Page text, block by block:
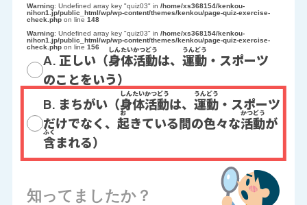
Warning: Undefined array key "quiz03" in /home/xs368154/kenkou-
nihon1.jp/public_html/wp/wp-content/themes/kenkou/page-quiz-exercise-
check.phpon line 148
Warning: Undefined array key "quiz03" in /home/xs368154/kenkou-
nihon1.jp/public_html/wp/wp-content/themes/kenkou/page-quiz-exercise-
check.phpon line 156
A. 正しい（身体活動は、 運動・スポーツ
のことをいう）
B. まちがい（身体活動は、 運動・スポーツ
だけでなく、 起きている間の色々な活動が
含まれる）
知ってましたか？